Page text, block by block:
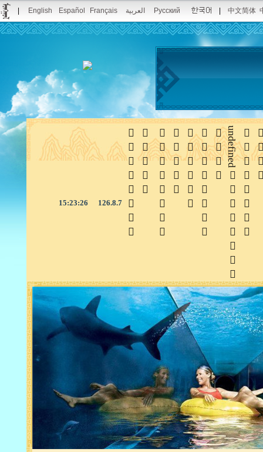
English Español Français العربية Русский 中文简体
15:23:26 126.8.7

 
undefined




